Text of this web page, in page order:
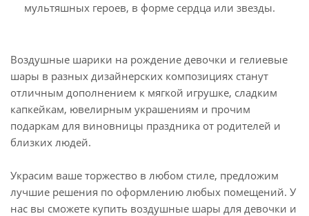
мультяшных героев, в форме сердца или звезды.
Воздушные шарики на рождение девочки и гелиевые
шары в разных дизайнерских композициях станут
отличным дополнением к мягкой игрушке, сладким
капкейкам, ювелирным украшениям и прочим
подаркам для виновницы праздника от родителей и
близких людей.
Украсим ваше торжество в любом стиле, предложим
лучшие решения по оформлению любых помещений. У
нас вы сможете купить воздушные шары для девочки и